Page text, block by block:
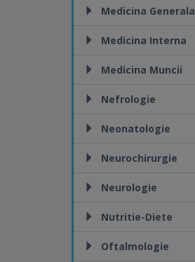
Medicina Generala
Medicina Interna
Medicina Muncii
Nefrologie
Neonatologie
Neurochirurgie
Neurologie
Nutritie-Diete
Oftalmologie